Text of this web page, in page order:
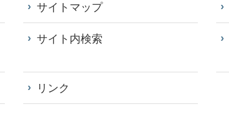
サイトマップ
サイト内検索
リンク